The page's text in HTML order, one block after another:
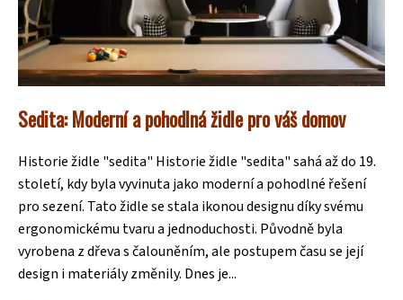
Sedita: Moderní a pohodlná židle pro váš domov
Historie židle "sedita" Historie židle "sedita" sahá až do 19.
století, kdy byla vyvinuta jako moderní a pohodlné řešení
pro sezení. Tato židle se stala ikonou designu díky svému
ergonomickému tvaru a jednoduchosti. Původně byla
vyrobena z dřeva s čalouněním, ale postupem času se její
design i materiály změnily. Dnes je...